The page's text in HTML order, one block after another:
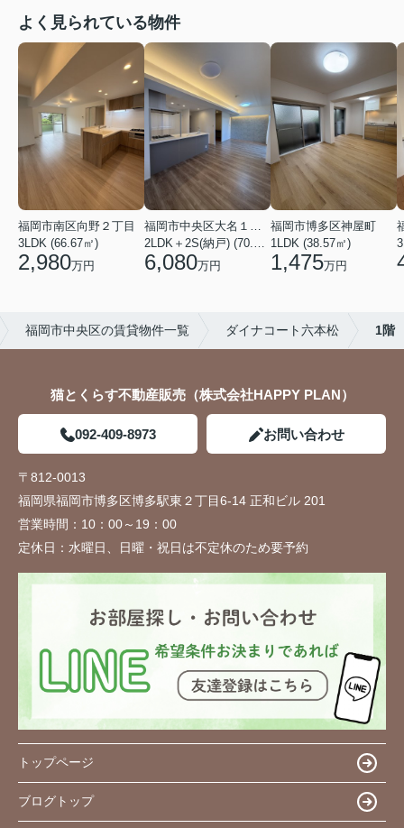
よく見られている物件
福岡市南区向野２丁目
3LDK (66.67㎡)
2,980万円
福岡市中央区大名１丁目
2LDK＋2S(納戸) (70.69㎡)
6,080万円
福岡市博多区神屋町
1LDK (38.57㎡)
1,475万円
福岡市中央区の賃貸物件一覧 ダイナコート六本松 1階
猫とくらす不動産販売（株式会社HAPPY PLAN）
092-409-8973 お問い合わせ
〒812-0013
福岡県福岡市博多区博多駅東２丁目6-14 正和ビル 201
営業時間： 10：00～19：00
定休日： 水曜日、日曜・祝日は不定休のため要予約
トップページ
ブログトップ